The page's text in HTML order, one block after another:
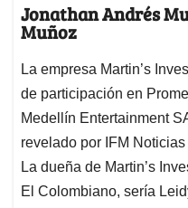
Jonathan Andrés
Muñoz
La empresa Martin’s
de participación en
Medellín Entertainment
revelado por IFM
La dueña de Martin’s
El Colombiano, sería